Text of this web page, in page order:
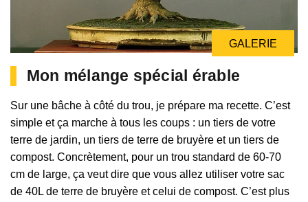
GALERIE
Mon mélange spécial érable
Sur une bâche à côté du trou, je prépare ma recette. C’est
simple et ça marche à tous les coups : un tiers de votre
terre de jardin, un tiers de terre de bruyère et un tiers de
compost. Concrètement, pour un trou standard de 60-70
cm de large, ça veut dire que vous allez utiliser votre sac
de 40L de terre de bruyère et celui de compost. C’est plus